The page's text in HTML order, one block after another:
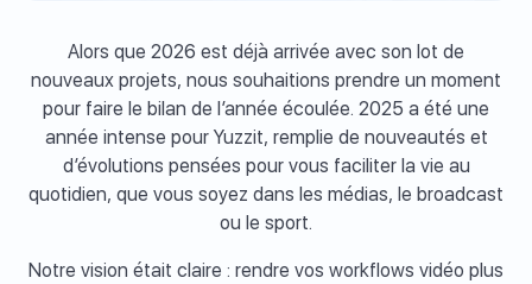
Alors que 2026 est déjà arrivée avec son lot de
nouveaux projets, nous souhaitions prendre un moment
pour faire le bilan de l’année écoulée. 2025 a été une
année intense pour Yuzzit, remplie de nouveautés et
d’évolutions pensées pour vous faciliter la vie au
quotidien, que vous soyez dans les médias, le broadcast
ou le sport.
Notre vision était claire : rendre vos workflows vidéo plus